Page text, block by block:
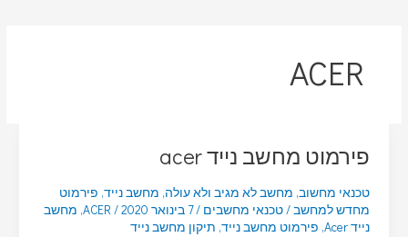
ACER
פירמוט מחשב נייד acer
טכנאי מחשוב, מחשב לא מגיב ולא עולה, מחשב נייד, פירמוט
מחדש למחשב/טכנאי מחשבים /7 בינואר 2020 /
ACER
, מחשב
נייד Acer
, פירמוט מחשב נייד, תיקון מחשב נייד